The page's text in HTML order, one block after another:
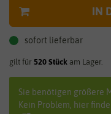
IN
sofort lieferbar
gilt für 520 Stück am Lager.
Sie benötigen größere
Kein Problem, hier